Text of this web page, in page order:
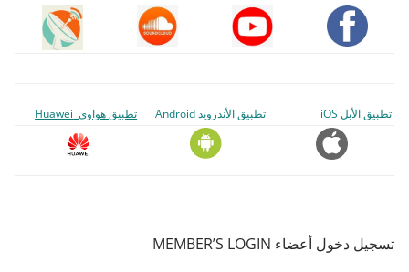
تطبيق الأبل iOS تطبيق الأندرويد Android تطبيق هواوي Huawei
تسجيل دخول أعضاء MEMBER’S LOGIN